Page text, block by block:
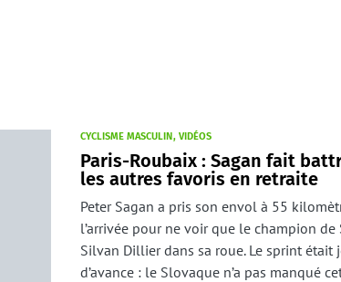
CYCLISME MASCULIN VIDÉOS
Paris-Roubaix : Sagan fait
les autres favoris en retraite
Peter Sagan a pris son envol à 55
l’arrivée pour ne voir que le champion de
Silvan Dillier dans sa roue. Le sprint était
d’avance : le Slovaque n’a pas manqué